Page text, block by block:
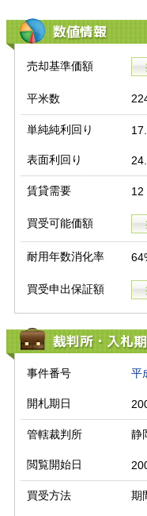
数値情報
売却基準価額
平米数
単純純利回り
表面利回り
賃貸需要 12
買受可能価額
耐用年数消化率
買受申出保証額
裁判所・入札
事件番号 平
開札期日
管轄裁判所 静
閲覧開始日
買受方法 期